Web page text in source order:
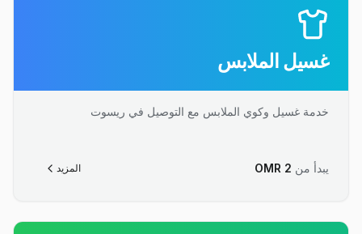
غسيل الملابس
خدمة غسيل وكوي الملابس مع التوصيل في ريسوت
يبدأ من OMR 2 المزيد